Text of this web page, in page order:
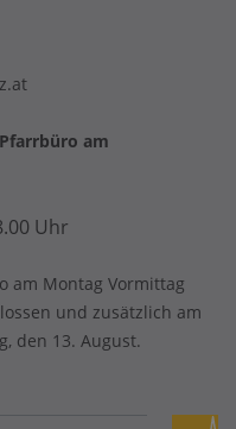
am
Uhr
am Montag Vormittag
und zusätzlich am
den 13. August.